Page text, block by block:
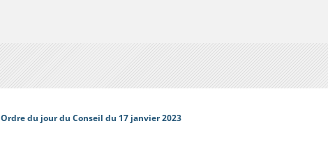
Ordre du jour du Conseil du 17 janvier 2023